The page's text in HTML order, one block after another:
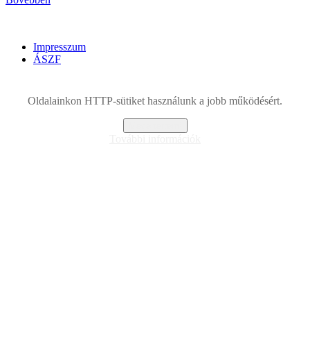
Impresszum
ÁSZF
Oldalainkon HTTP-sütiket használunk a jobb működésért.